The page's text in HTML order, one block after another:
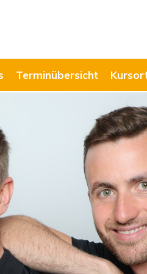
Terminübersicht